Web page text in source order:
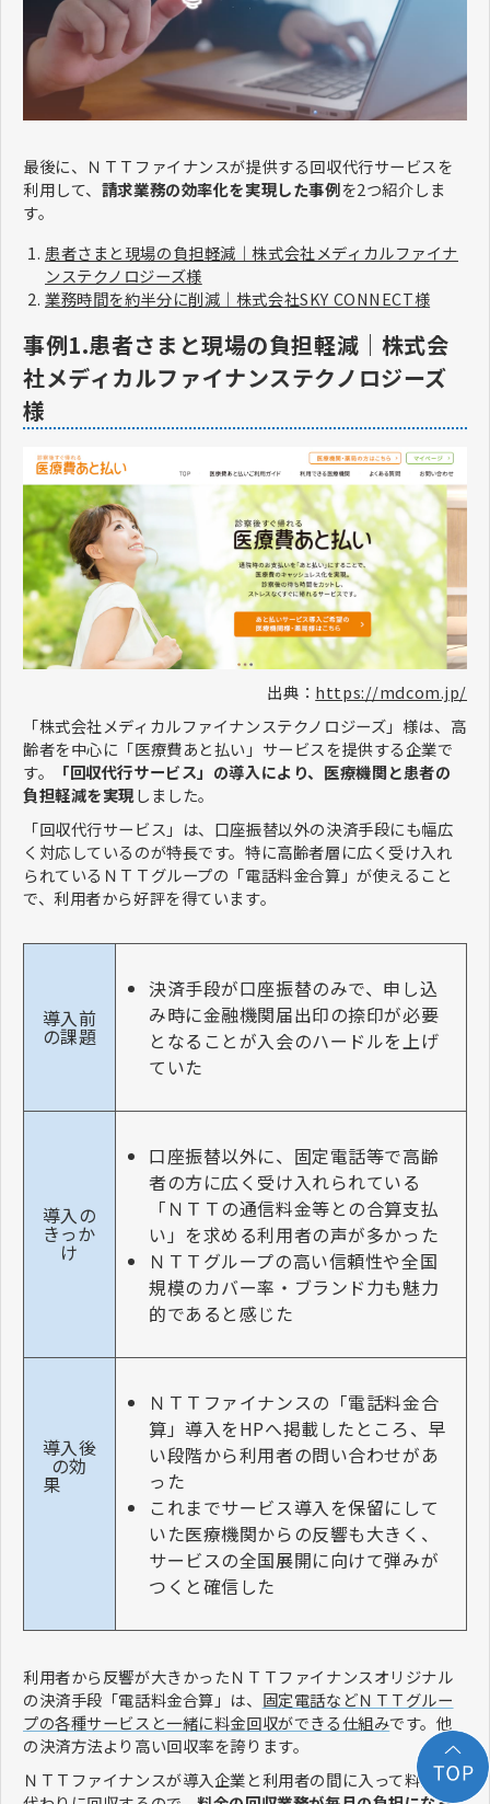
最後に、ＮＴＴファイナンスが提供する回収代行サービスを
利用して、 請求業務の効率化を実現した事例を2つ紹介しま
す。
患者さまと現場の負担軽減｜株式会社メディカルファイナ
ンステクノロジーズ様
業務時間を約半分に削減｜株式会社SKY CONNECT様
事例1.患者さまと現場の負担軽減｜株式会
社メディカルファイナンステクノロジーズ
様
出典： https://mdcom.jp/
「株式会社メディカルファイナンステクノロジーズ」様は、高
齢者を中心に「医療費あと払い」サービスを提供する企業で
す。
「回収代行サービス」の導入により、医療機関と患者の
負担軽減を実現しました。
「回収代行サービス」は、口座振替以外の決済手段にも幅広
く対応しているのが特長です。特に高齢者層に広く受け入れ
られているＮＴＴグループの「電話料金合算」が使えること
で、利用者から好評を得ています。
導入前
の課題
決済手段が口座振替のみで、申し込
み時に金融機関届出印の捺印が必要
となることが入会のハードルを上げ
ていた
導入の
きっか
け
口座振替以外に、固定電話等で高齢
者の方に広く受け入れられている
「ＮＴＴの通信料金等との合算支払
い」を求める利用者の声が多かった
ＮＴＴグループの高い信頼性や全国
規模のカバー率・ブランド力も魅力
的であると感じた
導入後
の効
果
ＮＴＴファイナンスの「電話料金合
算」導入をHPへ掲載したところ、早
い段階から利用者の問い合わせがあ
った
これまでサービス導入を保留にして
いた医療機関からの反響も大きく、
サービスの全国展開に向けて弾みが
つくと確信した
利用者から反響が大きかったＮＴＴファイナンスオリジナル
の決済手段「電話料金合算」は、 固定電話などＮＴＴグルー
プの各種サービスと一緒に料金回収ができる仕組みです。他
の決済方法より高い回収率を誇ります。
ＮＴＴファイナンスが導入企業と利用者の間に入って料金を